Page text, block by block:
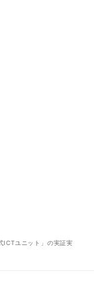
ICTユニット」の実証実